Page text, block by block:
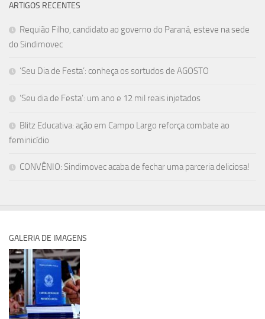
ARTIGOS RECENTES
Requião Filho, candidato ao governo do Paraná, esteve na sede
do Sindimovec
‘Seu Dia de Festa’: conheça os sortudos de AGOSTO
‘Seu dia de Festa’: um ano e 12 mil reais injetados
Blitz Educativa: ação em Campo Largo reforça combate ao
feminicídio
CONVÊNIO: Sindimovec acaba de fechar uma parceria deliciosa!
GALERIA DE IMAGENS